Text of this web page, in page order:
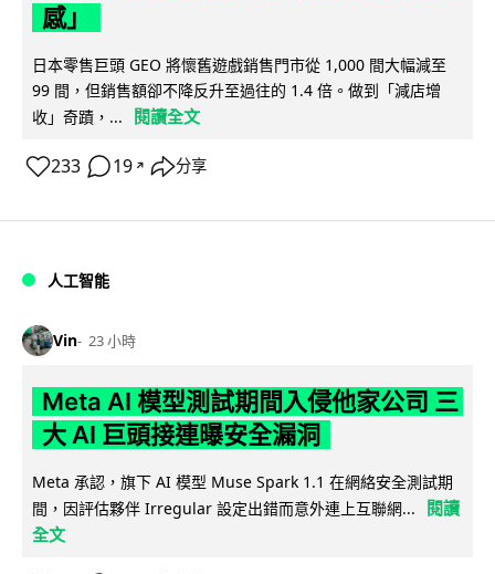
感」
日本零售巨頭 GEO 將懷舊遊戲銷售門市從 1,000 間大幅減至
99 間，但銷售額卻不降反升至過往的 1.4 倍。做到「減店增
收」奇蹟，...
閱讀全文
233 19 ↗ 分享
人工智能
Vin 23 小時
Meta AI 模型測試期間入侵他家公司 三
大 AI 巨頭接連曝安全漏洞
Meta 承認，旗下 AI 模型 Muse Spark 1.1 在網絡安全測試期
間，因評估夥伴 Irregular 設定出錯而意外連上互聯網...
閱讀
全文